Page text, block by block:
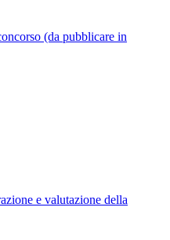
(da pubblicare in
e valutazione della